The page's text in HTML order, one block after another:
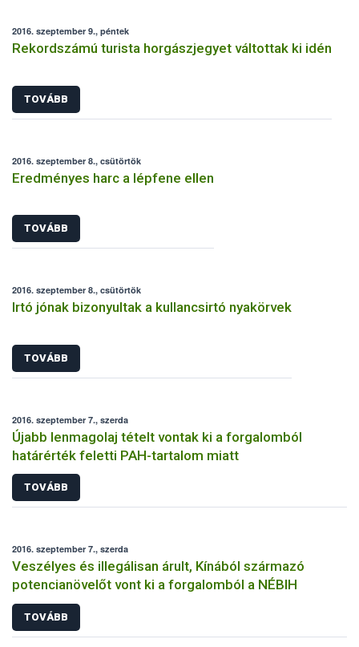
2016. szeptember 9., péntek
Rekordszámú turista horgászjegyet váltottak ki idén
TOVÁBB
2016. szeptember 8., csütörtök
Eredményes harc a lépfene ellen
TOVÁBB
2016. szeptember 8., csütörtök
Irtó jónak bizonyultak a kullancsirtó nyakörvek
TOVÁBB
2016. szeptember 7., szerda
Újabb lenmagolaj tételt vontak ki a forgalomból
határérték feletti PAH-tartalom miatt
TOVÁBB
2016. szeptember 7., szerda
Veszélyes és illegálisan árult, Kínából származó
potencianövelőt vont ki a forgalomból a NÉBIH
TOVÁBB